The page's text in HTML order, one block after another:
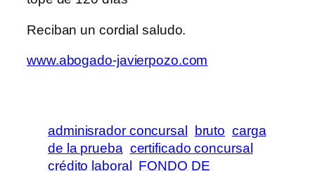
Reciban un cordial saludo.
www.abogado-javierpozo.com
adminisrador concursal bruto carga
de la prueba certificado concursal
crédito laboral
FONDO DE